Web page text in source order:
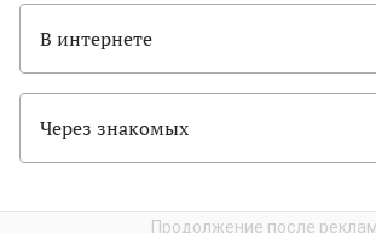
В интернете
Через знакомых